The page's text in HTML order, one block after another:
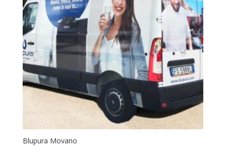
Blupura Movano